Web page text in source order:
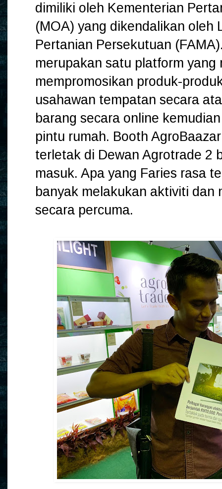
dimiliki oleh Kementerian
(MOA) yang dikendalikan oleh
Pertanian Persekutuan
merupakan satu platform yang
mempromosikan produk-
usahawan tempatan secara
barang secara online
pintu rumah. Booth
terletak di Dewan Agrotrade 2
masuk. Apa yang Faries rasa
banyak melakukan aktiviti dan
secara percuma.